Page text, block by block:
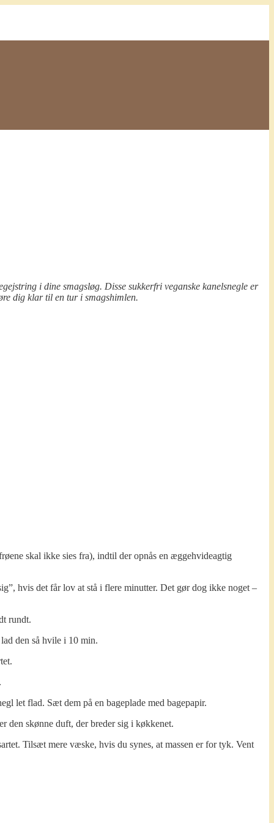
i dine smagsløg. Disse sukkerfri veganske kanelsnegle er
dig klar til en tur i smagshimlen.
skal ikke sies fra), indtil der opnås en æggehvideagtig
hvis det får lov at stå i flere minutter. Det gør dog ikke noget –
rundt.
den så hvile i 10 min.
let flad. Sæt dem på en bageplade med bagepapir.
den skønne duft, der breder sig i køkkenet.
Tilsæt mere væske, hvis du synes, at massen er for tyk. Vent